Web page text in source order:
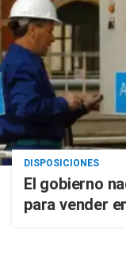
DISPOSICIONES
El gobierno
para vender